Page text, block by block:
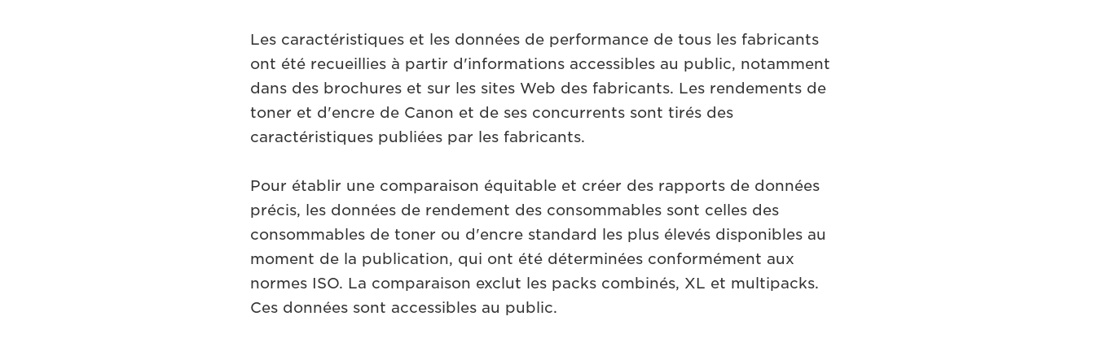
Les caractéristiques et les données de performance de tous les fabricants
ont été recueillies à partir d'informations accessibles au public, notamment
dans des brochures et sur les sites Web des fabricants. Les rendements de
toner et d'encre de Canon et de ses concurrents sont tirés des
caractéristiques publiées par les fabricants.
Pour établir une comparaison équitable et créer des rapports de données
précis, les données de rendement des consommables sont celles des
consommables de toner ou d'encre standard les plus élevés disponibles au
moment de la publication, qui ont été déterminées conformément aux
normes ISO. La comparaison exclut les packs combinés, XL et multipacks.
Ces données sont accessibles au public.